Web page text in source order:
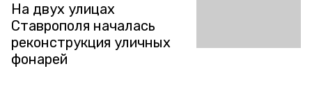
На двух улицах
Ставрополя началась
реконструкция уличных
фонарей